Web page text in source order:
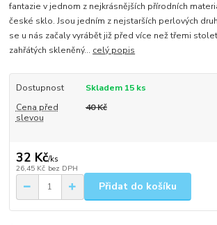
fantazie v jednom z nejkrásnějších přírodních
české sklo. Jsou jedním z nejstarších perlových
se u nás začaly vyrábět již před více než třemi
zahřátých skleněný... celý popis
Dostupnost
Skladem 15 ks
Cena před
slevou
40 Kč
32 Kč/ks
26,45 Kč bez DPH
Přidat do košíku